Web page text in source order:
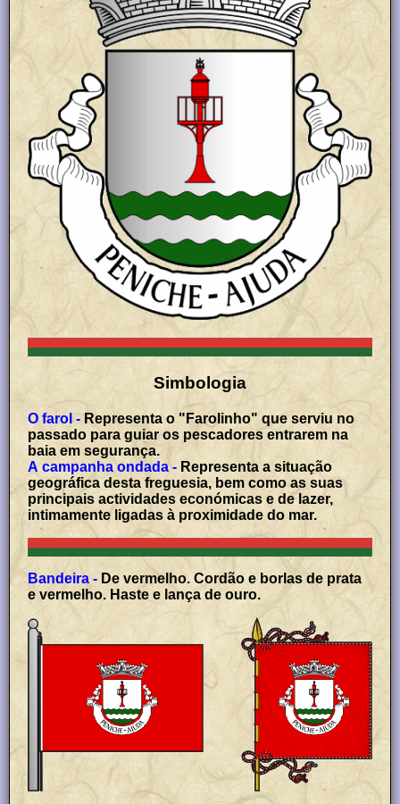
Simbologia
O farol - Representa o "Farolinho" que serviu no
passado para guiar os pescadores entrarem na
baia em segurança.
A campanha ondada - Representa a situação
geográfica desta freguesia, bem como as suas
principais actividades económicas e de lazer,
intimamente ligadas à proximidade do mar.
Bandeira - De vermelho. Cordão e borlas de prata
e vermelho. Haste e lança de ouro.